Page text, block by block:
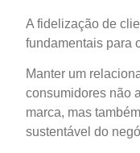
A fidelização de
fundamentais para
Manter um
consumidores não
marca, mas
sustentável do